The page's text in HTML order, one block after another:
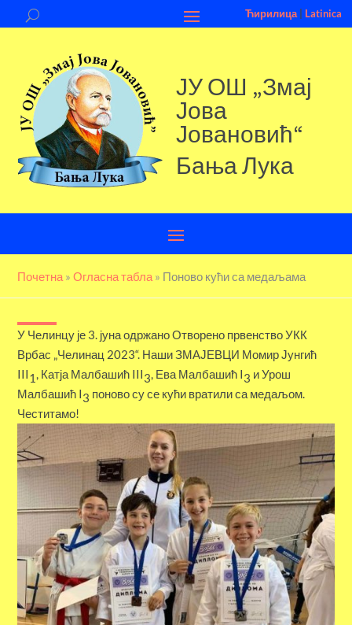
Ћирилица| Latinica
ЈУ ОШ „Змај
Јова
Јовановић“
Бања Лука
Почетна »Огласна табла » Поново кући са медаљама
У Челинцу је 3. јуна одржано Отворено првенство УКК
Врбас „Челинац 2023“. Наши ЗМАЈЕВЦИ Момир Јунгић
III1, Катја Малбашић III3, Ева Малбашић I3 и Урош
Малбашић I3 поново су се кући вратили са медаљом.
Честитамо!